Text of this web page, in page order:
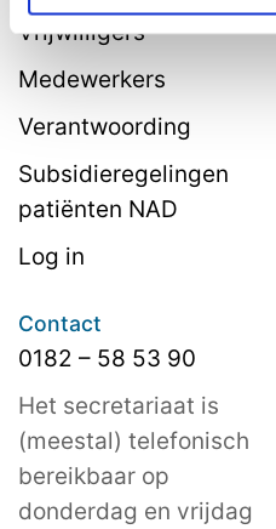
Vrijwilligers
Medewerkers
Verantwoording
Subsidieregelingen
patiënten NAD
Log in
Contact
0182 – 58 53 90
Het secretariaat is
(meestal) telefonisch
bereikbaar op
donderdag en vrijdag